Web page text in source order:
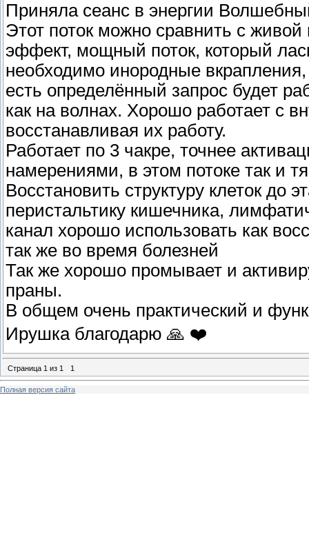
Приняла сеанс в энергии
Этот поток можно сравнить с
эффект, мощный поток, который
необходимо инородные
есть определённый запрос будет
как на волнах. Хорошо работает с
восстанавливая их работу.
Работает по 3 чакре, точнее
намерениями, в этом потоке так и
Восстановить структуру клеток до
перистальтику кишечника,
канал хорошо использовать как
так же во время болезней
Так же хорошо промывает и
праны.
В общем очень практический и
Ирушка благодарю 🙏 ❤️
Страница 1 из 1 1
Полная версия сайта